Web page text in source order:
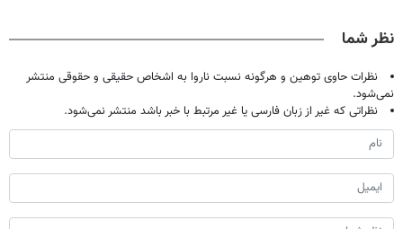
نظر شما
نظرات حاوی توهین و هرگونه نسبت ناروا به اشخاص حقیقی و حقوقی منتشر
نمی‌شود.
نظراتی که غیر از زبان فارسی یا غیر مرتبط با خبر باشد منتشر نمی‌شود.